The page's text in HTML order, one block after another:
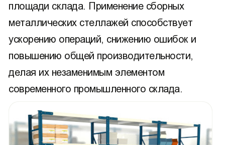
площади склада. Применение сборных
металлических стеллажей способствует
ускорению операций, снижению ошибок и
повышению общей производительности,
делая их незаменимым элементом
современного промышленного склада.